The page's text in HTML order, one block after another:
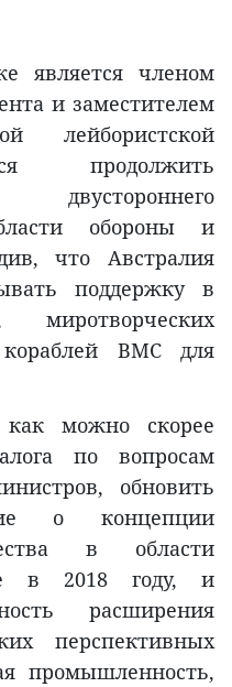
является членом
и заместителем
лейбористской
продолжить
обороны и
что Австралия
поддержку в
миротворческих
ВМС для
как можно скорее
по вопросам
обновить
о концепции
в области
в 2018 году, и
расширения
перспективных
промышленность,